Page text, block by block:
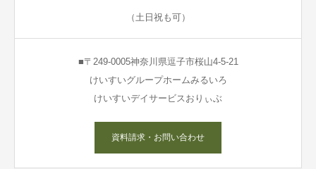
（土日祝も可）
■〒249-0005神奈川県逗子市桜山4-5-21
けいすいグループホームみるいろ
けいすいデイサービスおりぃぶ
資料請求・お問い合わせ